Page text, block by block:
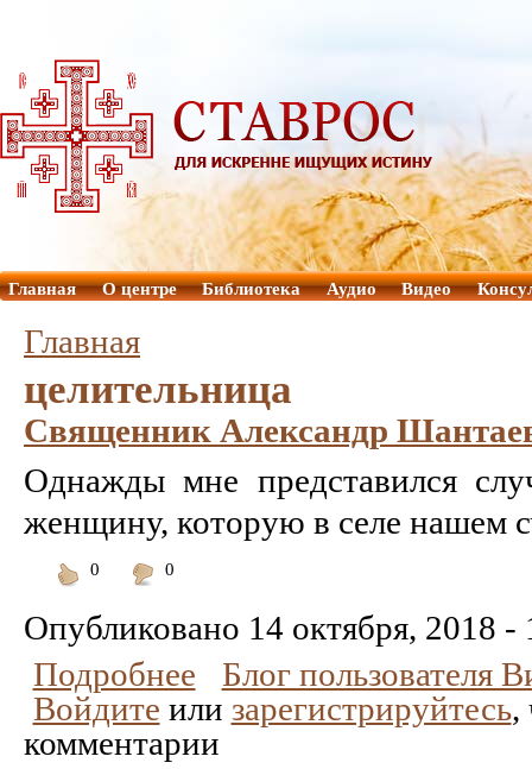
Главная О центре Библиотека Аудио Видео
Главная
целительница
Священник Александр
Однажды мне представился
женщину, которую в селе нашем
0
0
Опубликовано 14 октября, 2018 -
Подробнее
Блог пользователя
Войдите или зарегистрируйтесь,
комментарии